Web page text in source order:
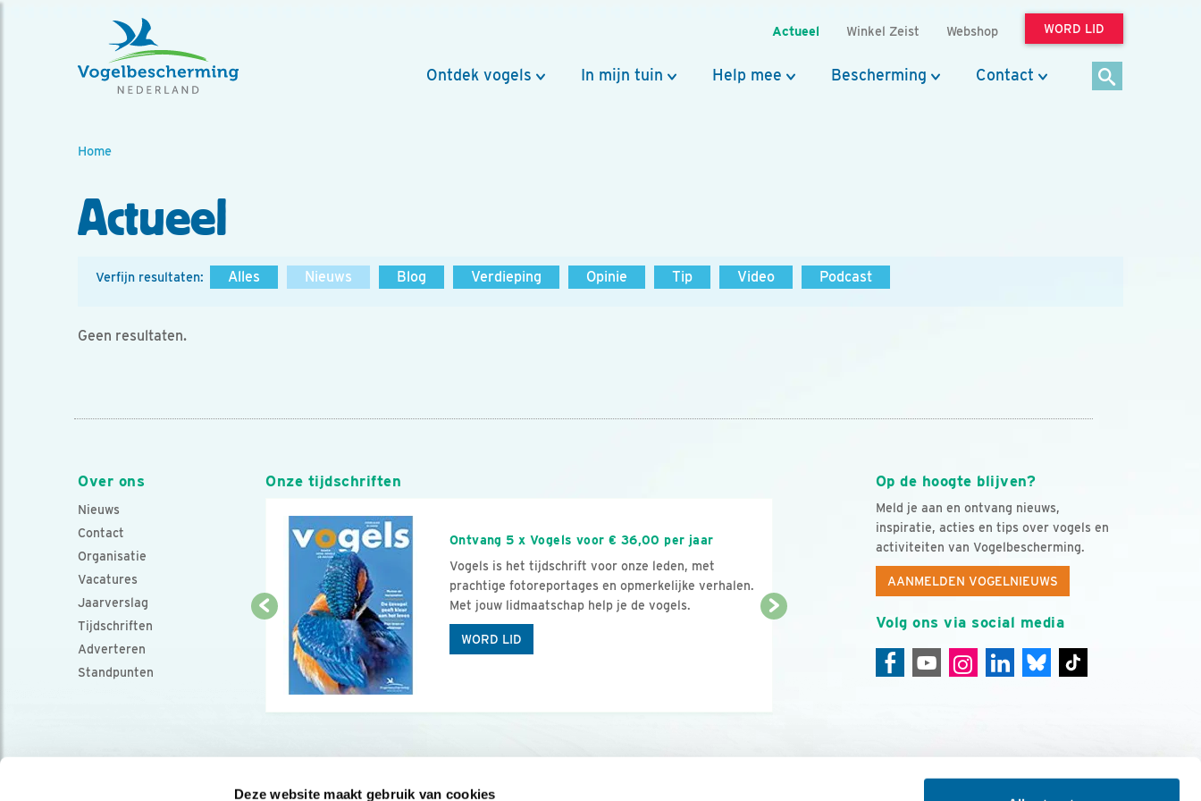
Deze website maakt gebruik van cookies
Actueel Winkel Zeist Webshop WORD LID
Ontdek vogels In mijn tuin Help mee Bescherming Contact
Home
Actueel
Verfijn resultaten: Alles Nieuws Blog Verdieping Opinie Tip Video Podcast
Geen resultaten.
Over ons
Nieuws
Contact
Organisatie
Vacatures
Jaarverslag
Tijdschriften
Adverteren
Standpunten
Op de hoogte blijven?
Meld je aan en ontvang nieuws,
inspiratie, acties en tips over vogels en
activiteiten van Vogelbescherming.
AANMELDEN VOGELNIEUWS
Volg ons via social media
Onze tijdschriften
Ontvang 5 x Vogels voor € 36,00 per jaar
Vogels is het tijdschrift voor onze leden, met
prachtige fotoreportages en opmerkelijke verhalen.
Met jouw lidmaatschap help je de vogels.
WORD LID